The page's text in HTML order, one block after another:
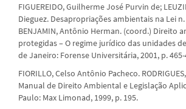
FIGUEREIDO, Guilherme José Purvin de;
Dieguez. Desapropriações ambientais na Lei
BENJAMIN, Antônio Herman. (coord.) Direito
protegidas – O regime jurídico das unidades
de Janeiro: Forense Universitária, 2001, p.
FIORILLO, Celso Antônio Pacheco.
Manual de Direito Ambiental e Legislação
Paulo: Max Limonad, 1999, p. 195.